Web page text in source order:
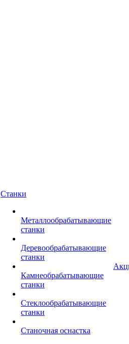
Станки
Металлообрабатывающие
станки
Деревообрабатывающие
станки
Камнеобрабатывающие
станки
Стеклообрабатывающие
станки
Станочная оснастка